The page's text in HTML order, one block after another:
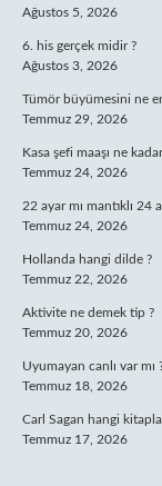
Ağustos 5, 2026
6. his gerçek midir ?
Ağustos 3, 2026
Tümör büyümesini ne
Temmuz 29, 2026
Kasa şefi maaşı ne
Temmuz 24, 2026
22 ayar mı mantıklı 24
Temmuz 24, 2026
Hollanda hangi dilde ?
Temmuz 22, 2026
Aktivite ne demek tip ?
Temmuz 20, 2026
Uyumayan canlı var mı
Temmuz 18, 2026
Carl Sagan hangi
Temmuz 17, 2026